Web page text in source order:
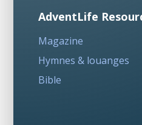
AdventLife
Magazine
Hymnes & louanges
Bible